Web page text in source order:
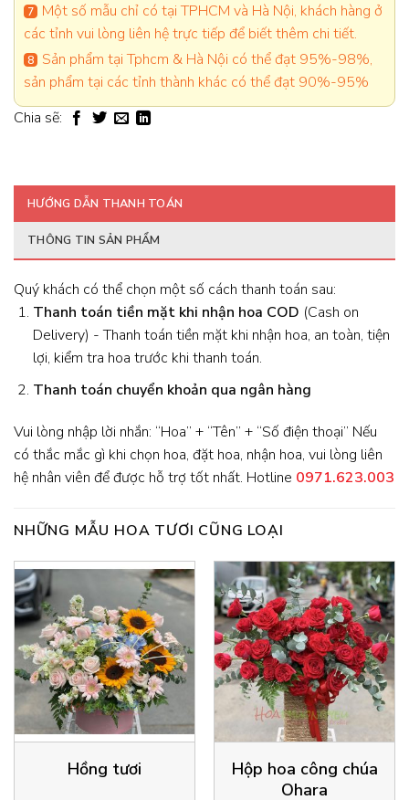
Một số mẫu chỉ có tại TPHCM và Hà Nội, khách hàng ở
các tỉnh vui lòng liên hệ trực tiếp để biết thêm chi tiết.
Sản phẩm tại Tphcm & Hà Nội có thể đạt 95%-98%,
sản phẩm tại các tỉnh thành khác có thể đạt 90%-95%
Chia sẽ:
HƯỚNG DẪN THANH TOÁN
THÔNG TIN SẢN PHẨM
Quý khách có thể chọn một số cách thanh toán sau:
Thanh toán tiền mặt khi nhận hoa COD (Cash on
Delivery) - Thanh toán tiền mặt khi nhận hoa, an toàn, tiện
lợi, kiểm tra hoa trước khi thanh toán.
Thanh toán chuyển khoản qua ngân hàng
Vui lòng nhập lời nhắn: “Hoa” + “Tên” + “Số điện thoại” Nếu
có thắc mắc gì khi chọn hoa, đặt hoa, nhận hoa, vui lòng liên
hệ nhân viên để được hỗ trợ tốt nhất. Hotline 0971.623.003
NHỮNG MẪU HOA TƯƠI CŨNG LOẠI
Hồng tươi
Hộp hoa công chúa
Ohara